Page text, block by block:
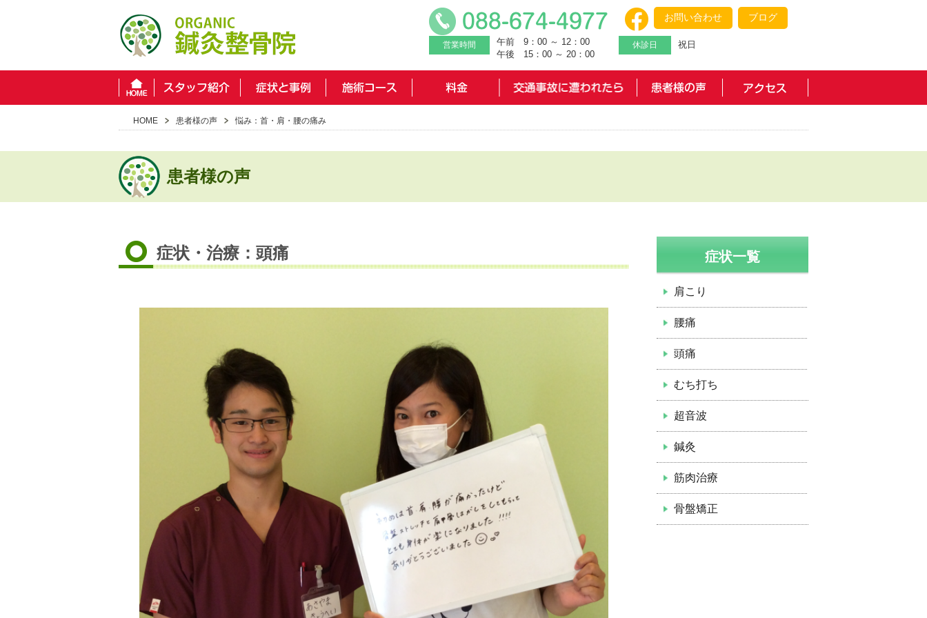
お問い合わせ ブログ
営業時間
午前 9：00 ～ 12：00
午後 15：00 ～ 20：00
休診日 祝日
HOME 患者様の声 悩み：首・肩・腰の痛み
患者様の声
症状・治療：頭痛 症状一覧
肩こり
腰痛
頭痛
むち打ち
超音波
鍼灸
筋肉治療
骨盤矯正